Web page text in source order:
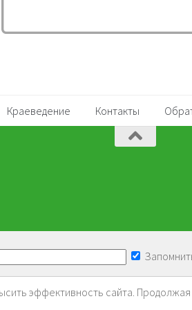
Краеведение Контакты
эффективность сайта.